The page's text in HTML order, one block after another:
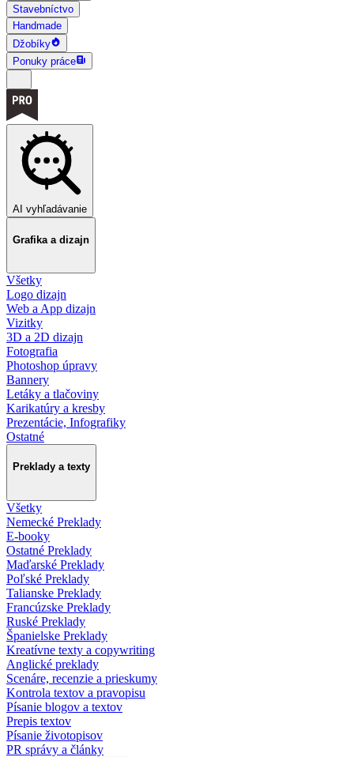
Stavebníctvo
Handmade
Džobíky
Ponuky práce
AI vyhľadávanie
Grafika a dizajn
Všetky
Logo dizajn
Web a App dizajn
Vizitky
3D a 2D dizajn
Fotografia
Photoshop úpravy
Bannery
Letáky a tlačoviny
Karikatúry a kresby
Prezentácie, Infografiky
Ostatné
Preklady a texty
Všetky
Nemecké Preklady
E-booky
Ostatné Preklady
Maďarské Preklady
Poľské Preklady
Talianske Preklady
Francúzske Preklady
Ruské Preklady
Španielske Preklady
Kreatívne texty a copywriting
Anglické preklady
Scenáre, recenzie a prieskumy
Kontrola textov a pravopisu
Písanie blogov a textov
Prepis textov
Písanie životopisov
PR správy a články